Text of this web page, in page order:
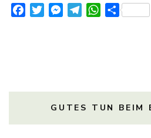
FacebookTwitterMessenger
TelegramWhatsApp
Teilen
GUTES TUN BEIM